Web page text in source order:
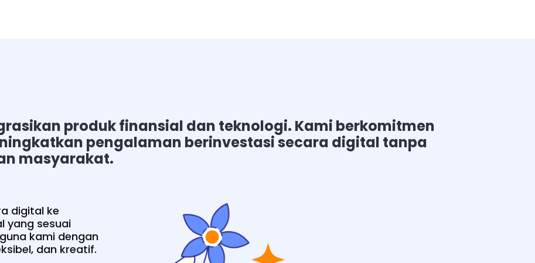
produk finansial dan teknologi. Kami berkomitmen
pengalaman berinvestasi secara digital tanpa
masyarakat.
digital ke
yang sesuai
kami dengan
dan kreatif.